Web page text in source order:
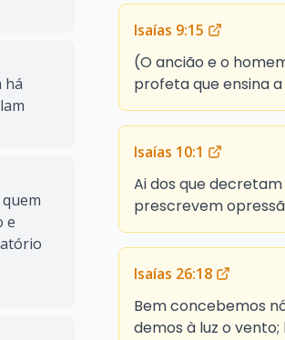
há
e
Isaías 9:15
(O ancião e o
profeta que ensina
Isaías 10:1
Ai dos que decretam
prescrevem
Isaías 26:18
Bem concebemos
demos à luz o